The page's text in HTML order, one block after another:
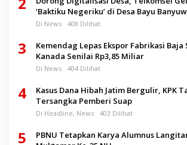
‘Baktiku Negeriku’ di Desa Bayu
Di News 408 Dilihat
3
Kemendag Lepas Ekspor Fabrikasi
Kanada Senilai Rp3,85 Miliar
Di News 404 Dilihat
4
Kasus Dana Hibah Jatim Bergulir, KPK
Tersangka Pemberi Suap
Di Headline, News 403 Dilihat
5
PBNU Tetapkan Karya Alumnus